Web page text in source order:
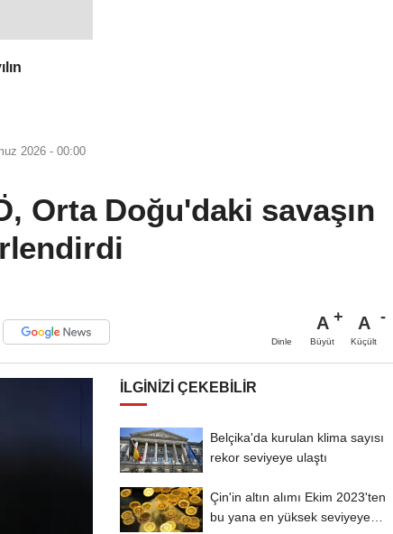
2026 - 00:00
Orta Doğu'daki savaşın
Dinle
A
Büyüt
A
Küçült
İLGINIZI ÇEKEBILIR
Belçika'da kurulan klima sayısı
rekor seviyeye ulaştı
Çin'in altın alımı Ekim 2023'ten
bu yana en yüksek seviyeye